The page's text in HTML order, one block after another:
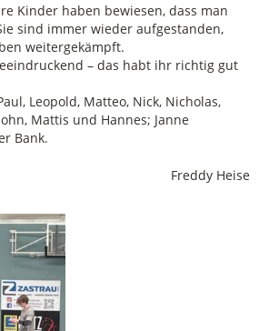
Kinder haben bewiesen, dass man
sind immer wieder aufgestanden,
weitergekämpft.
– das habt ihr richtig gut
Leopold, Matteo, Nick, Nicholas,
Mattis und Hannes; Janne
Bank.
Freddy Heise